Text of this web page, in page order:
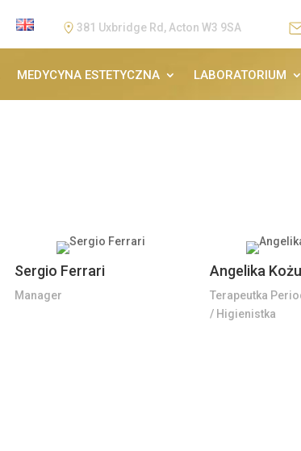
381 Uxbridge Rd, Acton W3 9SA
MEDYCYNA ESTETYCZNA LABORATORIUM
Sergio Ferrari
Manager
Angelika
Terapeutka
/ Higienistka